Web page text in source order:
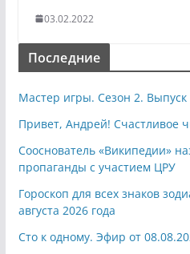
03.02.2022
Последние
Мастер игры. Сезон 2. Выпуск
Привет, Андрей! Счастливое
Сооснователь «Википедии»
пропаганды с участием ЦРУ
Гороскоп для всех знаков
августа 2026 года
Сто к одному. Эфир от